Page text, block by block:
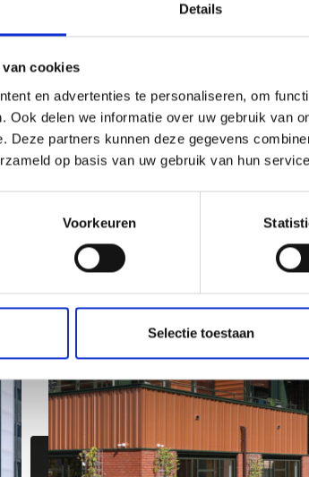
Details
van cookies
en advertenties te personaliseren, om
Ook delen we informatie over uw gebruik van
Deze partners kunnen deze gegevens
op basis van uw gebruik van hun
Voorkeuren
Selectie toestaan
Even
Meest recente projecten